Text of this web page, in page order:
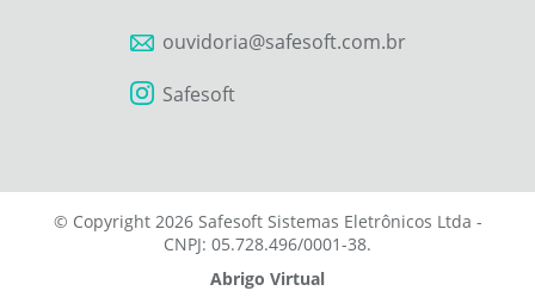
ouvidoria@safesoft.com.br
Safesoft
© Copyright 2026 Safesoft Sistemas Eletrônicos Ltda -
CNPJ: 05.728.496/0001-38.
Abrigo Virtual